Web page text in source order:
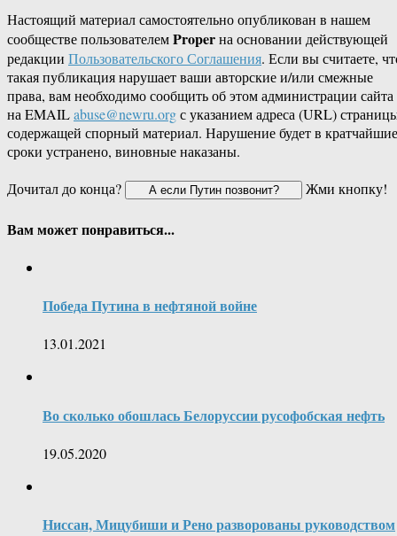
Настоящий материал самостоятельно опубликован в нашем
сообществе пользователемProperна основании действующей
редакции Пользовательского Соглашения. Если вы считаете,
такая публикация нарушает ваши авторские и/или смежные
права, вам необходимо сообщить об этом администрации сайта
на EMAILabuse@newru.orgс указанием адреса (URL)
содержащей спорный материал. Нарушение будет в кратчайшие
сроки устранено, виновные наказаны.
Дочитал до конца?
Жми кнопку!
Вам может понравиться...
Победа Путина в нефтяной войне
13.01.2021
Во сколько обошлась Белоруссии русофобская нефть
19.05.2020
Ниссан, Мицубиши и Рено разворованы руководством